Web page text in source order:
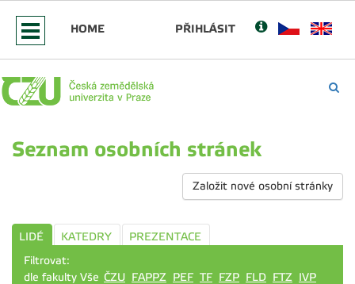
HOME PŘIHLÁSIT
Seznam osobních stránek
Založit nové osobní stránky
LIDÉ KATEDRY
PREZENTACE
Filtrovat:
dle fakulty Vše ČZU FAPPZ PEF TF FZP FLD FTZ IVP